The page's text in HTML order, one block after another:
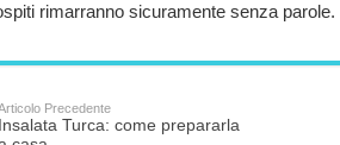
rimarranno sicuramente senza parole.
Precedente
Insalata Turca: come prepararla